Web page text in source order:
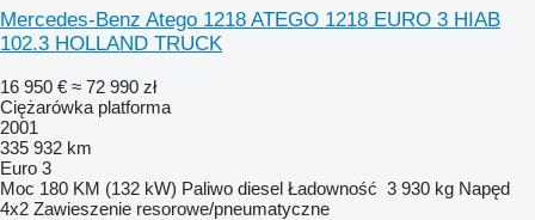
Mercedes-Benz Atego 1218 ATEGO 1218 EURO 3 HIAB
102.3 HOLLAND TRUCK
16 950 € ≈ 72 990 zł
Ciężarówka platforma
2001
335 932 km
Euro 3
Moc 180 KM (132 kW) Paliwo diesel Ładowność 3 930 kg Napęd
4x2 Zawieszenie resorowe/pneumatyczne